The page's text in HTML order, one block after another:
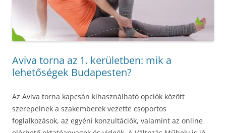
Aviva torna az 1. kerületben: mik a
lehetőségek Budapesten?
Az Aviva torna kapcsán kihasználható opciók között
szerepelnek a szakemberek vezette csoportos
foglalkozások, az egyéni konzultációk, valamint az online